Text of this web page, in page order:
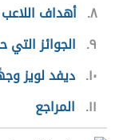
٨ أهداف
٩ الجوائز
١٠ ديفد لويز
١١
المراجع